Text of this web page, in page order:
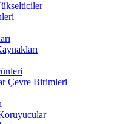
Çevre Birimleri